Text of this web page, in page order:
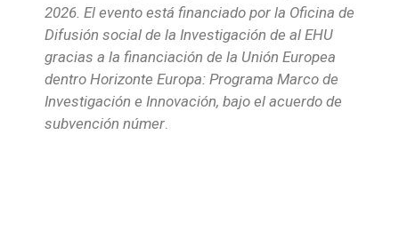
2026. El evento está financiado por la Oficina de
Difusión social de la Investigación de al EHU
gracias a la financiación de la Unión Europea
dentro Horizonte Europa: Programa Marco de
Investigación e Innovación, bajo el acuerdo de
subvención númer